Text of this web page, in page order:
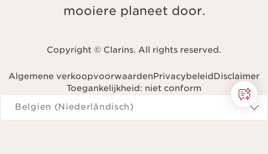
mooiere planeet door.
Copyright © Clarins. All rights reserved.
Algemene verkoopvoorwaardenPrivacybeleidDisclaimer
Toegankelijkheid: niet conform
Navigeren naar
Belgien (Niederländisch)